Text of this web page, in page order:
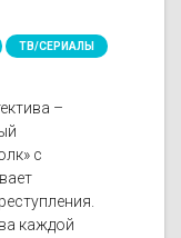
ТВ/СЕРИАЛЫ
–
с
каждой